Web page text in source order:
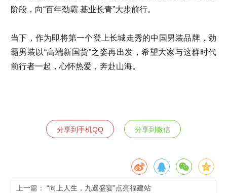
阶段，向“百年劲霸 基业长青”大步前行。
当下，作为即将第一个登上长城走秀的中国男装品牌，劲
霸男装以“高端新国货”之姿再出发，希望大家与这群时代
前行者一起，心怀热爱，奔赴山海。
分享到手机QQ 分享到微信
上一篇： “向上人生，九暹盛宴”点亮福建站